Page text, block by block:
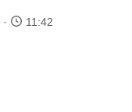
11:42